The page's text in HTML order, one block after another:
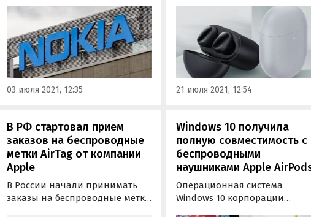
Earbuds+. Сообщается, что
новинка должна быть
презентована уже в течение
следующих нескольких
месяцев.
03 июля 2021, 12:35
шумоподавлением и
влагозащитой. Наушники
появились на Aliexpress, где
предлагаются с бесплатной
доставкой в Россию за 60
долларов.
21 июля 2021, 12:54
В РФ стартовал прием
заказов на беспроводные
метки AirTag от компании
Apple
В России начали принимать
заказы на беспроводные метки
Windows 10 получила
полную совместимость с
беспроводными
наушниками Apple
Операционная система
Windows 10 корпорации